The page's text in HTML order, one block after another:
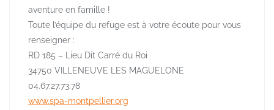
aventure en famille !
Toute l’équipe du refuge est à votre écoute pour vous
renseigner :
RD 185 – Lieu Dit Carré du Roi
34750 VILLENEUVE LES MAGUELONE
04.67.27.73.78
www.spa-montpellier.org